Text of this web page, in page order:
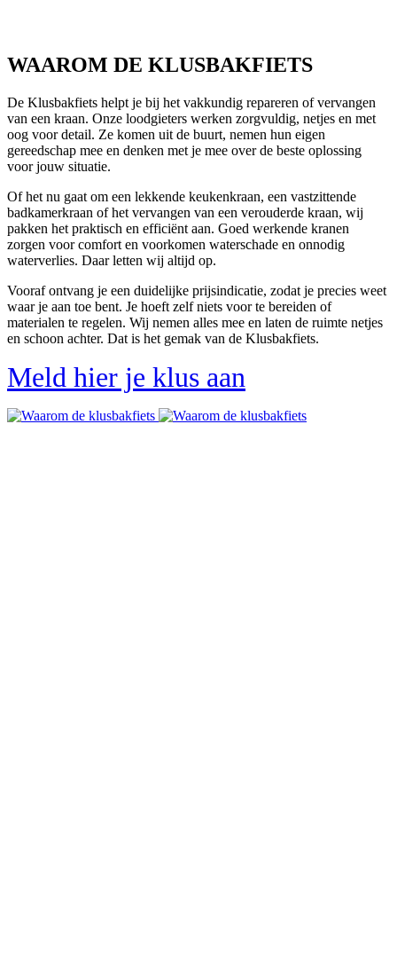
WAAROM DE KLUSBAKFIETS
De Klusbakfiets helpt je bij het vakkundig repareren of vervangen
van een kraan. Onze loodgieters werken zorgvuldig, netjes en met
oog voor detail. Ze komen uit de buurt, nemen hun eigen
gereedschap mee en denken met je mee over de beste oplossing
voor jouw situatie.
Of het nu gaat om een lekkende keukenkraan, een vastzittende
badkamerkraan of het vervangen van een verouderde kraan, wij
pakken het praktisch en efficiënt aan. Goed werkende kranen
zorgen voor comfort en voorkomen waterschade en onnodig
waterverlies. Daar letten wij altijd op.
Vooraf ontvang je een duidelijke prijsindicatie, zodat je precies weet
waar je aan toe bent. Je hoeft zelf niets voor te bereiden of
materialen te regelen. Wij nemen alles mee en laten de ruimte netjes
en schoon achter. Dat is het gemak van de Klusbakfiets.
Meld hier je klus aan